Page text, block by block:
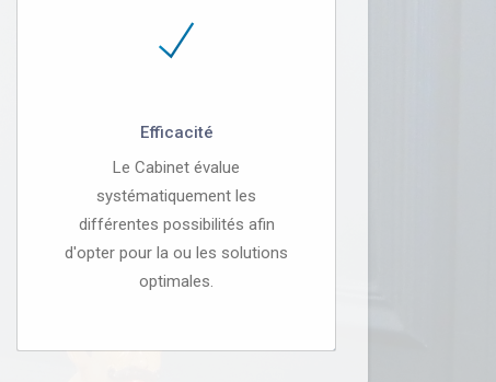
Efficacité
Le Cabinet évalue
systématiquement les
différentes possibilités afin
d'opter pour la ou les solutions
optimales.